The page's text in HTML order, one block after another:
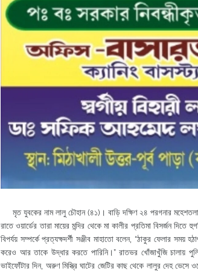
মৃত যুবকের নাম লালু চৌহান (৪১)। বাড়ি দক্ষিণ ২৪ পরগনার মহেশতলা
রাতে ওয়ার্ডের তারা মায়ের মন্দির থেকে মা কালীর প্রতিমা বিসর্জন
বিপর্যয় সম্পর্কে প্রত্যক্ষদর্শী সঞ্জীব মাহাতো বলেন, “ঠাকুর ফেলার সময়
করেও আর তাকে উদ্ধার করতে পারিনি।” রাতভর খোঁজাখুঁজি চালায়
ভাইফোঁটার দিন, অরুণ মিস্ত্রি ঘাটের জেটির কাছ থেকে লালুর দেহ